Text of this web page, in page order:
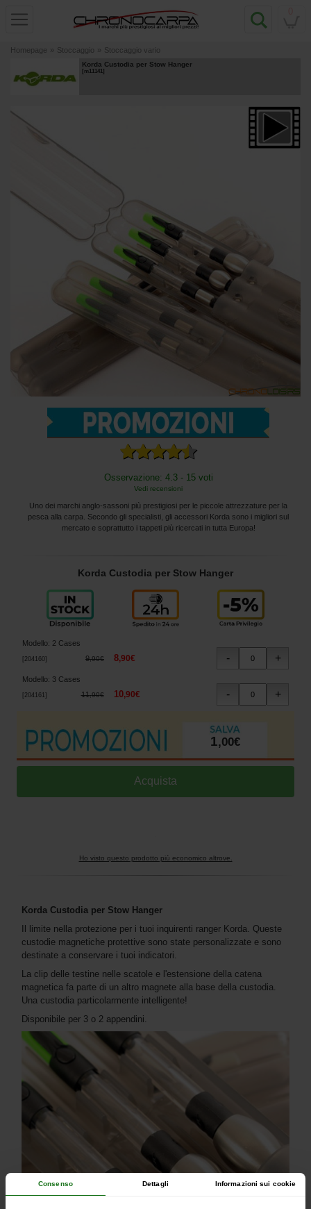
Consenso Dettagli Informazioni sui cookie
Homepage » Stoccaggio » Stoccaggio vario
Korda Custodia per Stow Hanger
m11141]
Osservazione: 4.3 - 15 voti
Vedi recensioni
Uno dei marchi anglo-sassoni più prestigiosi per le piccole attrezzature per la
pesca alla carpa. Secondo gli specialisti, gli accessori Korda sono i migliori sul
mercato e soprattutto i tappeti più ricercati in tutta Europa!
Korda Custodia per Stow Hanger
Modello: 2 Cases
204160] 9,90€ 8,90€
Modello: 3 Cases
204161 ] 11,90€ 10,90€
1,00€
Ho visto questo prodotto più economico altrove.
Korda Custodia per Stow Hanger
Il limite nella protezione per i tuoi inquirenti ranger Korda. Queste
custodie magnetiche protettive sono state personalizzate e sono
destinate a conservare i tuoi indicatori.
La clip delle testine nelle scatole e l'estensione della catena
magnetica fa parte di un altro magnete alla base della custodia.
Una custodia particolarmente intelligente!
Disponibile per 3 o 2 appendini.